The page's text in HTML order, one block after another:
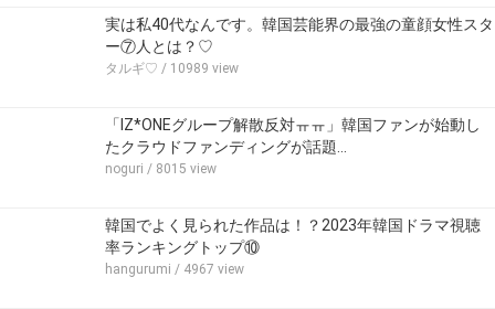
実は私40代なんです。韓国芸能界の最強の童顔女性スタ
ー⑦人とは？♡
タルギ♡ / 10989 view
「IZ*ONEグループ解散反対ㅠㅠ」韓国ファンが始動し
たクラウドファンディングが話題…
noguri / 8015 view
韓国でよく見られた作品は！？2023年韓国ドラマ視聴
率ランキングトップ⑩
hangurumi / 4967 view